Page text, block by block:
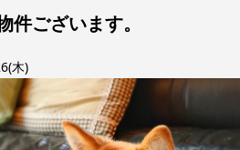
件ございます。
木)